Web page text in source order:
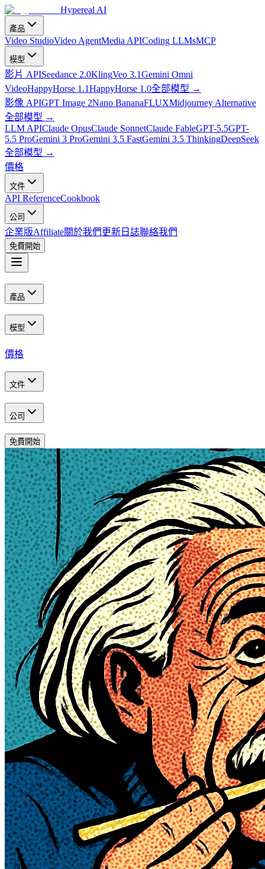
Hypereal AI
產品
Video StudioVideo AgentMedia APICoding LLMsMCP
模型
影片 APISeedance 2.0KlingVeo 3.1Gemini Omni
VideoHappyHorse 1.1HappyHorse 1.0全部模型 →
影像 APIGPT Image 2Nano BananaFLUXMidjourney Alternative
全部模型 →
LLM APIClaude OpusClaude SonnetClaude FableGPT-5.5GPT-
5.5 ProGemini 3 ProGemini 3.5 FastGemini 3.5 ThinkingDeepSeek
全部模型 →
價格
文件
API ReferenceCookbook
公司
企業版Affiliate關於我們 更新日誌聯絡我們
免費開始
產品
模型
價格
文件
公司
免費開始